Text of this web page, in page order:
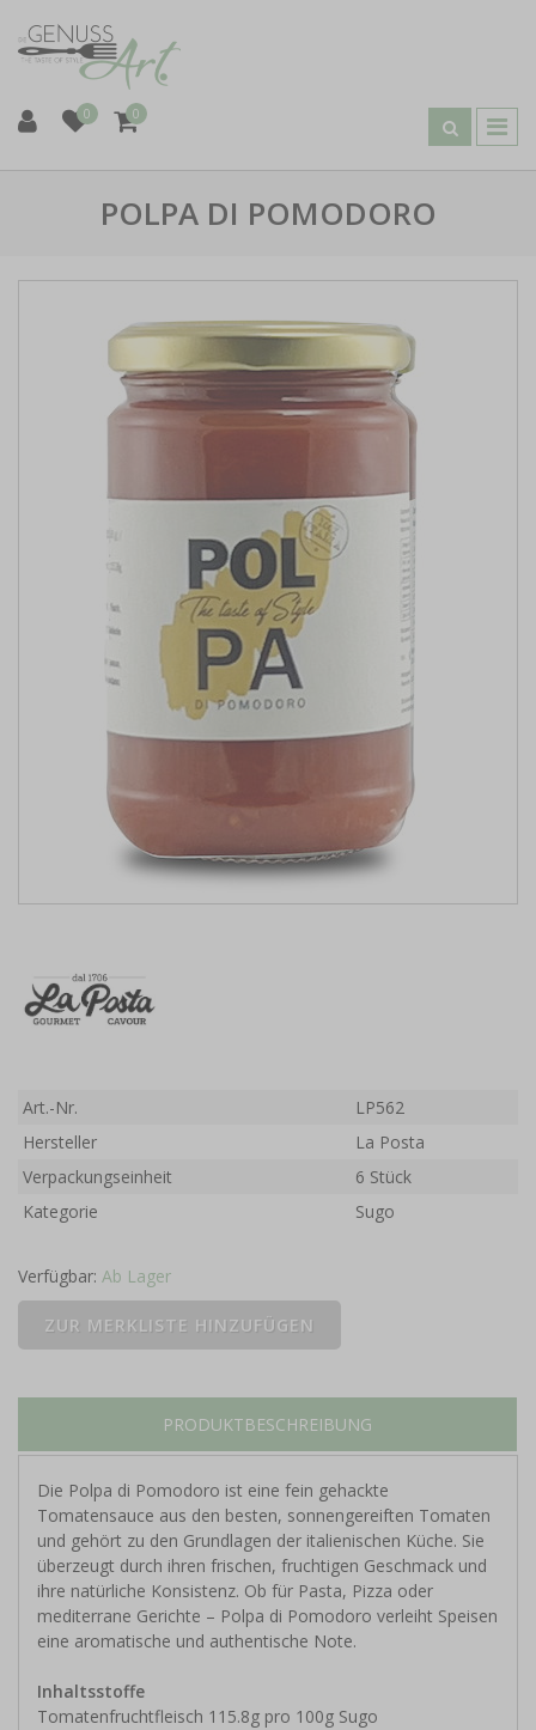
0 0
POLPA DI POMODORO
Art.-Nr.
LP562
Hersteller
La Posta
Verpackungseinheit
6 Stück
Kategorie
Sugo
Verfügbar: Ab Lager
PRODUKTBESCHREIBUNG
Die Polpa di Pomodoro ist eine fein gehackte
Tomatensauce aus den besten, sonnengereiften Tomaten
und gehört zu den Grundlagen der italienischen Küche. Sie
überzeugt durch ihren frischen, fruchtigen Geschmack und
ihre natürliche Konsistenz. Ob für Pasta, Pizza oder
mediterrane Gerichte – Polpa di Pomodoro verleiht Speisen
eine aromatische und authentische Note.
Inhaltsstoffe
Tomatenfruchtfleisch 115.8g pro 100g Sugo